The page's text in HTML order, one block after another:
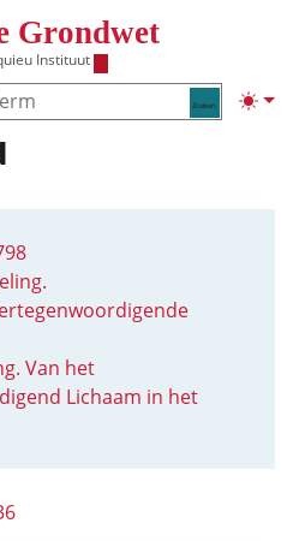
Grondwet
Instituut
Zoeken
Van het
Lichaam in het